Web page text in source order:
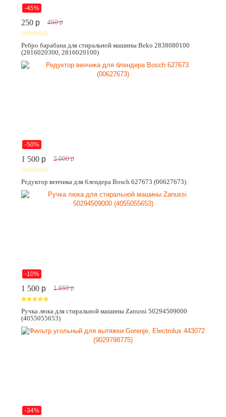
-45%
250 p 450 p
Ребро барабана для стиральной машины Beko 2838080100
(2816020300, 2816020100)
-50%
1 500 p 3 000 p
Редуктор венчика для блендера Bosch 627673 (00627673)
-10%
1 500 p 1 650 p
Ручка люка для стиральной машины Zanussi 50294509000
(4055055653)
-34%